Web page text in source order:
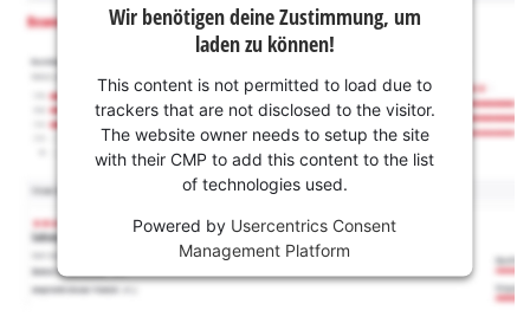
Wir benötigen deine Zustimmung, um
laden zu können!
This content is not permitted to load due to
trackers that are not disclosed to the visitor.
The website owner needs to setup the site
with their CMP to add this content to the list
of technologies used.
Powered by Usercentrics Consent
Management Platform